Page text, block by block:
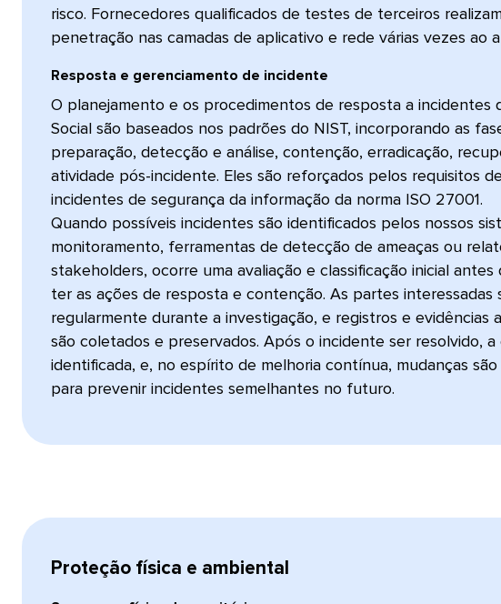
risco. Fornecedores qualificados de testes de terceiros
penetração nas camadas de aplicativo e rede várias vezes ao
Resposta e gerenciamento de incidente​​
O planejamento e os procedimentos de resposta a incidentes
Social são baseados nos padrões do NIST, incorporando as
preparação, detecção e análise, contenção, erradicação,
atividade pós-incidente. Eles são reforçados pelos requisitos
incidentes de segurança da informação da norma ISO 27001.
Quando possíveis incidentes são identificados pelos nossos
monitoramento, ferramentas de detecção de ameaças ou
stakeholders, ocorre uma avaliação e classificação inicial antes
ter as ações de resposta e contenção. As partes interessadas
regularmente durante a investigação, e registros e evidências
são coletados e preservados. Após o incidente ser resolvido, a
identificada, e, no espírito de melhoria contínua, mudanças
para prevenir incidentes semelhantes no futuro.​​
Proteção física e ambiental​​